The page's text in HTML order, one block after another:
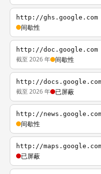
http://ghs.google.com
间歇性
http://doc.google.com
截至 2026 年 间歇性
http://
截至 2026 年 已屏蔽
http://
间歇性
http://
已屏蔽